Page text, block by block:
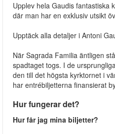
Upplev hela Gaudis fantastiska
där man har en exklusiv utsikt
Upptäck alla detaljer i Antoni
När Sagrada Familia äntligen
spadtaget togs. I de
den till det högsta kyrktornet i
har entrébiljetterna finansierat
Hur fungerar det?
Hur får jag mina biljetter?